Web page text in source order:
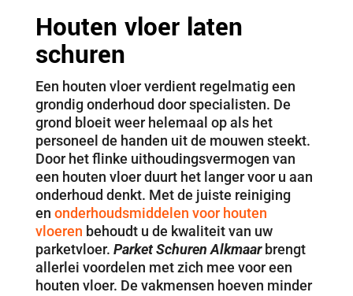
Houten vloer laten
schuren
Een houten vloer verdient regelmatig een
grondig onderhoud door specialisten. De
grond bloeit weer helemaal op als het
personeel de handen uit de mouwen steekt.
Door het flinke uithoudingsvermogen van
een houten vloer duurt het langer voor u aan
onderhoud denkt. Met de juiste reiniging
en onderhoudsmiddelen voor houten
vloeren behoudt u de kwaliteit van uw
parketvloer. Parket Schuren Alkmaarbrengt
allerlei voordelen met zich mee voor een
houten vloer. De vakmensen hoeven minder